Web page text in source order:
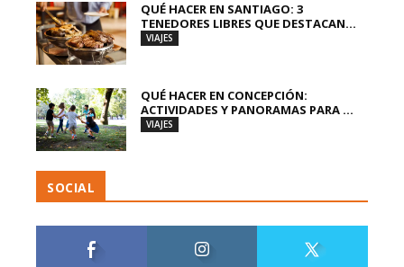
QUÉ HACER EN SANTIAGO: 3
TENEDORES LIBRES QUE DESTACAN...
VIAJES
QUÉ HACER EN CONCEPCIÓN:
ACTIVIDADES Y PANORAMAS PARA ...
VIAJES
SOCIAL